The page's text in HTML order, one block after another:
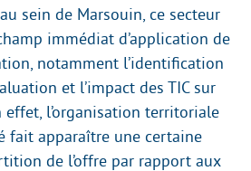
sein de Marsouin, ce secteur
immédiat d’application de
notamment l’identification
et l’impact des TIC sur
effet, l’organisation territoriale
fait apparaître une certaine
de l’offre par rapport aux